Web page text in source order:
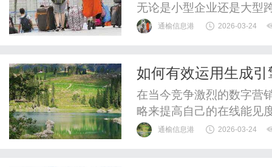
无论是小型企业还是大型
引用户流量的重要手段。
索引擎如Google、Bing、
通榆信息港 2026-03-24
如何有效运用生成
在当今竞争激烈的数字营
略来提高自己的在线能见
站流量的一项重要工具，
通榆信息港 2026-03-24